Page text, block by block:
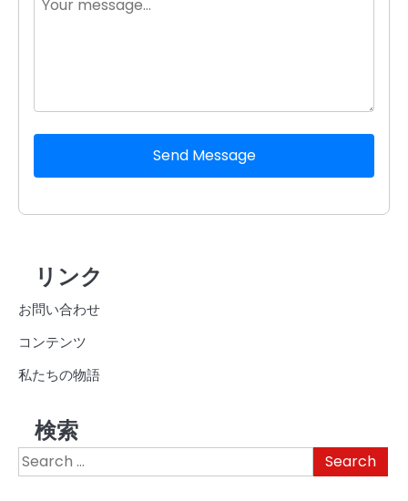
Send Message
リンク
お問い合わせ
コンテンツ
私たちの物語
検索
Search
for: